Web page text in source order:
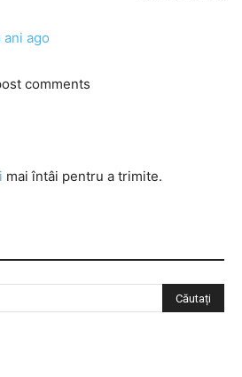
ani ago
comments
mai întâi pentru a trimite.